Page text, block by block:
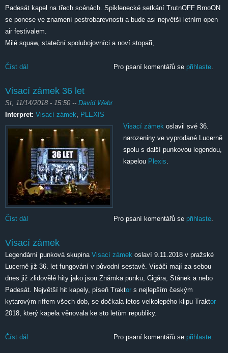
Padesát kapel na třech scénách. Spiklenecké setkání TrutnOFF BrnoON
se ponese ve znamení pestrobarevnosti a bude asi největší letním open
air festivalem.
Milé squaw, stateční spolubojovníci a noví stopaři,
Číst dál Pro psaní komentářů se přihlaste.
Visací zámek 36 let
St, 11/14/2018 - 15:50 -- David Webr
Interpret: Visací zámek
PLEXIS
Visací zámek oslavil své 36.
narozeniny ve vyprodané Lucerně
spolu s další punkovou legendou,
kapelou Plexis
Číst dál Pro psaní komentářů se přihlaste.
Visací zámek
Legendární punková skupina Visací zámek oslaví 9.11.2018 v pražské
Lucerně již 36. let fungování v původní sestavě. Visáči mají za sebou
dnes již zlidovělé hity jako jsou Známka punku, Cigára, Stánek a nebo
Padesát. Největší hit kapely, píseň Traktor s nejlepším českým
kytarovým riffem všech dob, se dočkala letos velkolepého klipu Traktor
2018, který kapela věnovala ke sto letům republiky.
Číst dál Pro psaní komentářů se přihlaste.